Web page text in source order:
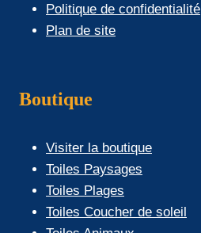
Politique de confidentialité
Plan de site
Boutique
Visiter la boutique
Toiles Paysages
Toiles Plages
Toiles Coucher de soleil